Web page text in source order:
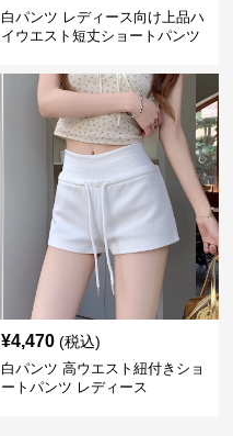
白パンツ レディース向け上品ハ
イウエスト短丈ショートパンツ
¥4,470 (税込)
白パンツ 高ウエスト紐付きショ
ートパンツ レディース